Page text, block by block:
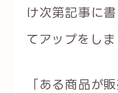
け次第記事に
てアップをしま
「ある商品が